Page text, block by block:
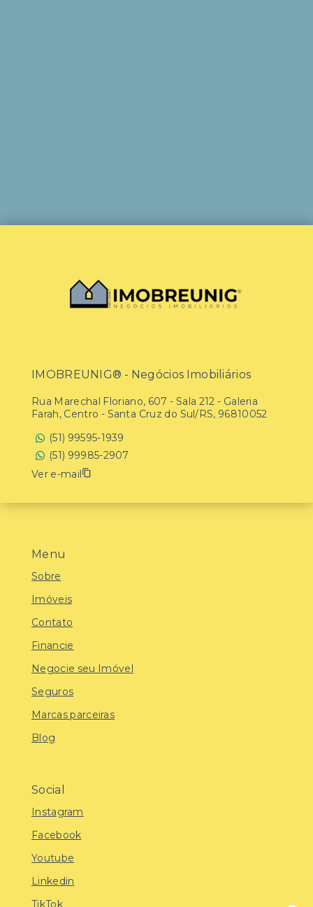
Menu
Sobre
Imóveis
Contato
Financie
Negocie seu Imóvel
Seguros
Marcas parceiras
Blog
Social
Instagram
Facebook
Youtube
Linkedin
TikTok
IMOBREUNIG® - Negócios Imobiliários
Rua Marechal Floriano, 607 - Sala 212 - Galeria
Farah, Centro - Santa Cruz do Sul/RS, 96810052
(51) 99595-1939
(51) 99985-2907
Ver e-mail